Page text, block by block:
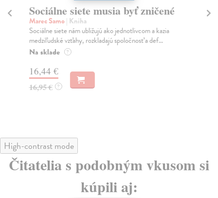
Sociálne siete musia byť zničené
Marec Samo| Kniha
Sociálne siete nám ubližujú ako jednotlivcom a kazia
medziľudské vzťahy, rozkladajú spoločnosť a def...
Na sklade ?
16,44 €
16,95 € ?
High-contrast mode
Čitatelia s podobným vkusom si
kúpili aj: